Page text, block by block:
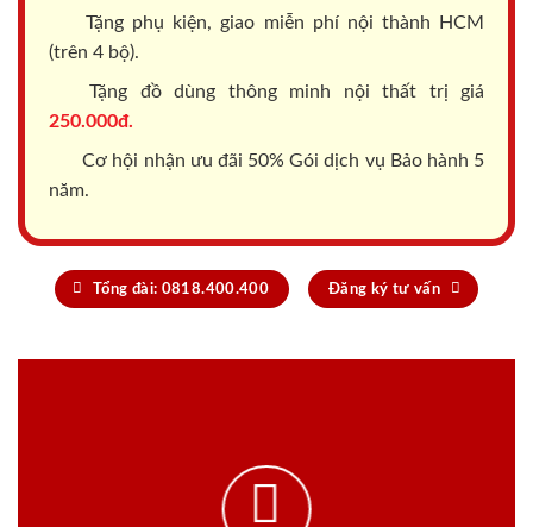
Tặng phụ kiện, giao miễn phí nội thành HCM
(trên 4 bộ).
Tặng đồ dùng thông minh nội thất trị giá
250.000đ.
Cơ hội nhận ưu đãi 50% Gói dịch vụ Bảo hành 5
năm.
Tổng đài: 0818.400.400 Đăng ký tư vấn